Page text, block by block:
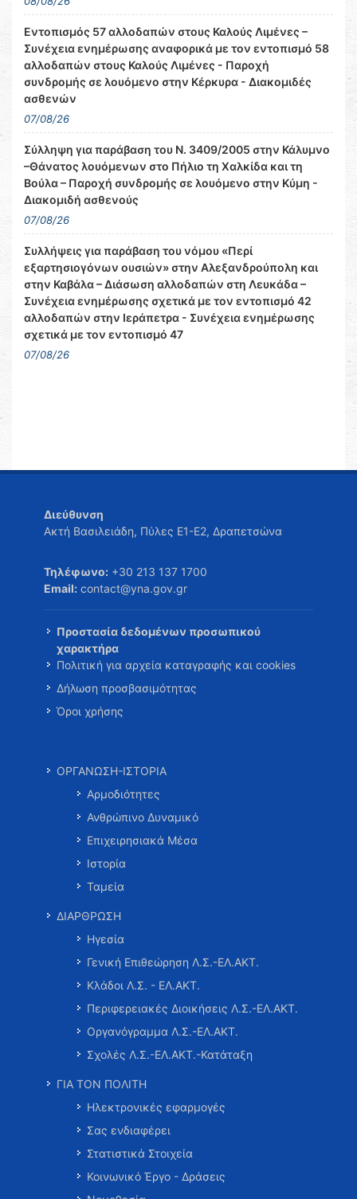
Εντοπισμός 57 αλλοδαπών στους Καλούς Λιμένες –
Συνέχεια ενημέρωσης αναφορικά με τον εντοπισμό 58
αλλοδαπών στους Καλούς Λιμένες - Παροχή
συνδρομής σε λουόμενο στην Κέρκυρα - Διακομιδές
ασθενών
07/08/26
Σύλληψη για παράβαση του Ν. 3409/2005 στην Κάλυμνο
–Θάνατος λουόμενων στο Πήλιο τη Χαλκίδα και τη
Βούλα – Παροχή συνδρομής σε λουόμενο στην Κύμη -
Διακομιδή ασθενούς
07/08/26
Συλλήψεις για παράβαση του νόμου «Περί
εξαρτησιογόνων ουσιών» στην Αλεξανδρούπολη και
στην Καβάλα – Διάσωση αλλοδαπών στη Λευκάδα –
Συνέχεια ενημέρωσης σχετικά με τον εντοπισμό 42
αλλοδαπών στην Ιεράπετρα - Συνέχεια ενημέρωσης
σχετικά με τον εντοπισμό 47
07/08/26
Διεύθυνση
Ακτή Βασιλειάδη, Πύλες Ε1-Ε2, Δραπετσώνα
Τηλέφωνο: +30 213 137 1700
Email: contact@yna.gov.gr
Προστασία δεδομένων προσωπικού
χαρακτήρα
Πολιτική για αρχεία καταγραφής και cookies
Δήλωση προσβασιμότητας
Όροι χρήσης
ΟΡΓΑΝΩΣΗ-ΙΣΤΟΡΙΑ
Αρμοδιότητες
Ανθρώπινο Δυναμικό
Επιχειρησιακά Μέσα
Ιστορία
Ταμεία
ΔΙΑΡΘΡΩΣΗ
Ηγεσία
Γενική Επιθεώρηση Λ.Σ.-ΕΛ.ΑΚΤ.
Κλάδοι Λ.Σ. - ΕΛ.ΑΚΤ.
Περιφερειακές Διοικήσεις Λ.Σ.-ΕΛ.ΑΚΤ.
Οργανόγραμμα Λ.Σ.-ΕΛ.ΑΚΤ.
Σχολές Λ.Σ.-ΕΛ.ΑΚΤ.-Κατάταξη
ΓΙΑ ΤΟΝ ΠΟΛΙΤΗ
Ηλεκτρονικές εφαρμογές
Σας ενδιαφέρει
Στατιστικά Στοιχεία
Κοινωνικό Έργο - Δράσεις